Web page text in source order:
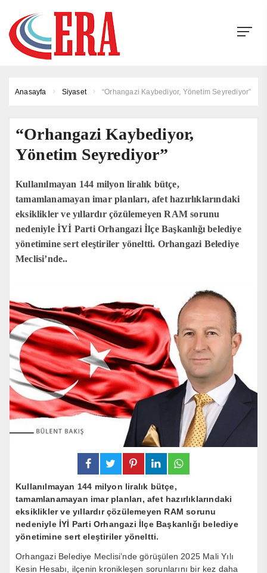
Anasayfa Siyaset “Orhangazi Kaybediyor, Yönetim Seyrediyor”
“Orhangazi Kaybediyor,
Yönetim Seyrediyor”
Kullanılmayan 144 milyon liralık bütçe,
tamamlanamayan imar planları, afet hazırlıklarındaki
eksiklikler ve yıllardır çözülemeyen RAM sorunu
nedeniyle İYİ Parti Orhangazi İlçe Başkanlığı belediye
yönetimine sert eleştiriler yöneltti. Orhangazi Belediye
Meclisi’nde..
Kullanılmayan 144 milyon liralık bütçe,
tamamlanamayan imar planları, afet hazırlıklarındaki
eksiklikler ve yıllardır çözülemeyen RAM sorunu
nedeniyle İYİ Parti Orhangazi İlçe Başkanlığı belediye
yönetimine sert eleştiriler yöneltti.
Orhangazi Belediye Meclisi’nde görüşülen 2025 Mali Yılı
Kesin Hesabı, ilçenin kronikleşen sorunlarını bir kez daha